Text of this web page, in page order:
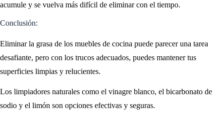
acumule y se vuelva más difícil de eliminar con el tiempo.
Conclusión:
Eliminar la grasa de los muebles de cocina puede parecer una tarea
desafiante, pero con los trucos adecuados, puedes mantener tus
superficies limpias y relucientes.
Los limpiadores naturales como el vinagre blanco, el bicarbonato de
sodio y el limón son opciones efectivas y seguras.